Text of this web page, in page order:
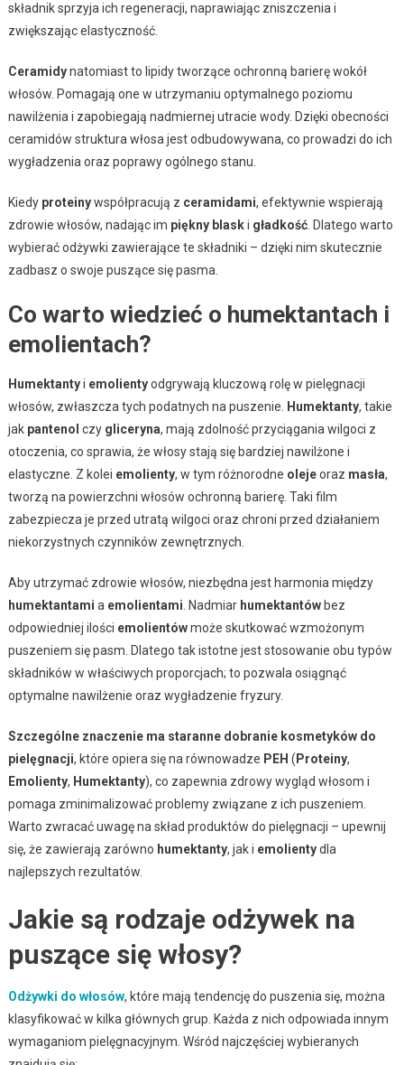
składnik sprzyja ich regeneracji, naprawiając zniszczenia i
zwiększając elastyczność.
Ceramidynatomiast to lipidy tworzące ochronną barierę wokół
włosów. Pomagają one w utrzymaniu optymalnego poziomu
nawilżenia i zapobiegają nadmiernej utracie wody. Dzięki obecności
ceramidów struktura włosa jest odbudowywana, co prowadzi do ich
wygładzenia oraz poprawy ogólnego stanu.
Kiedy proteinywspółpracują z ceramidami, efektywnie wspierają
zdrowie włosów, nadając im piękny blaski gładkość. Dlatego warto
wybierać odżywki zawierające te składniki – dzięki nim skutecznie
zadbasz o swoje puszące się pasma.
Co warto wiedzieć o humektantach i
emolientach?
Humektantyi emolientyodgrywają kluczową rolę w pielęgnacji
włosów, zwłaszcza tych podatnych na puszenie. Humektanty, takie
jak pantenol czy gliceryna, mają zdolność przyciągania wilgoci z
otoczenia, co sprawia, że włosy stają się bardziej nawilżone i
elastyczne. Z kolei emolienty, w tym różnorodne olejeoraz masła,
tworzą na powierzchni włosów ochronną barierę. Taki film
zabezpiecza je przed utratą wilgoci oraz chroni przed działaniem
niekorzystnych czynników zewnętrznych.
Aby utrzymać zdrowie włosów, niezbędna jest harmonia między
humektantami a emolientami. Nadmiar humektantówbez
odpowiedniej ilości emolientówmoże skutkować wzmożonym
puszeniem się pasm. Dlatego tak istotne jest stosowanie obu typów
składników w właściwych proporcjach; to pozwala osiągnąć
optymalne nawilżenie oraz wygładzenie fryzury.
Szczególne znaczenie ma staranne dobranie kosmetyków do
pielęgnacji, które opiera się na równowadze PEH ( Proteiny,
Emolienty, Humektanty), co zapewnia zdrowy wygląd włosom i
pomaga zminimalizować problemy związane z ich puszeniem.
Warto zwracać uwagę na skład produktów do pielęgnacji – upewnij
się, że zawierają zarówno humektanty, jak i emolientydla
najlepszych rezultatów.
Jakie są rodzaje odżywek na
puszące się włosy?
Odżywki do włosów, które mają tendencję do puszenia się, można
klasyfikować w kilka głównych grup. Każda z nich odpowiada innym
wymaganiom pielęgnacyjnym. Wśród najczęściej wybieranych